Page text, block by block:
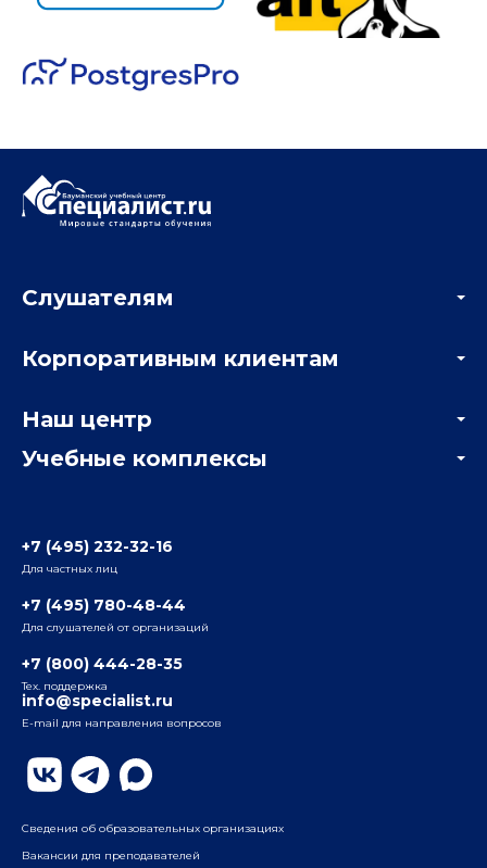
Учебные комплексы
Радио
ул. Радио, д.24, корпус 1, 2-й подъезд, 2-й этаж
ул. Воронцовская, д. 35Б, корп.2, 5-й этаж
Бауманский
ул. Бауманская, д. 6, стр. 2, бизнес-центр «Виктория
Плаза», 4-й этаж
Слушателям
Мастер-классы и вебинары
Корпоративным клиентам
Отзывы компаний
Наш центр
Информация о центре
+7 (495) 232-32-16
Для частных лиц
+7 (495) 780-48-44
Для слушателей от организаций
+7 (800) 444-28-35
Тех. поддержка
info@specialist.ru
E-mail для направления вопросов
Сведения об образовательных организациях
Вакансии для преподавателей